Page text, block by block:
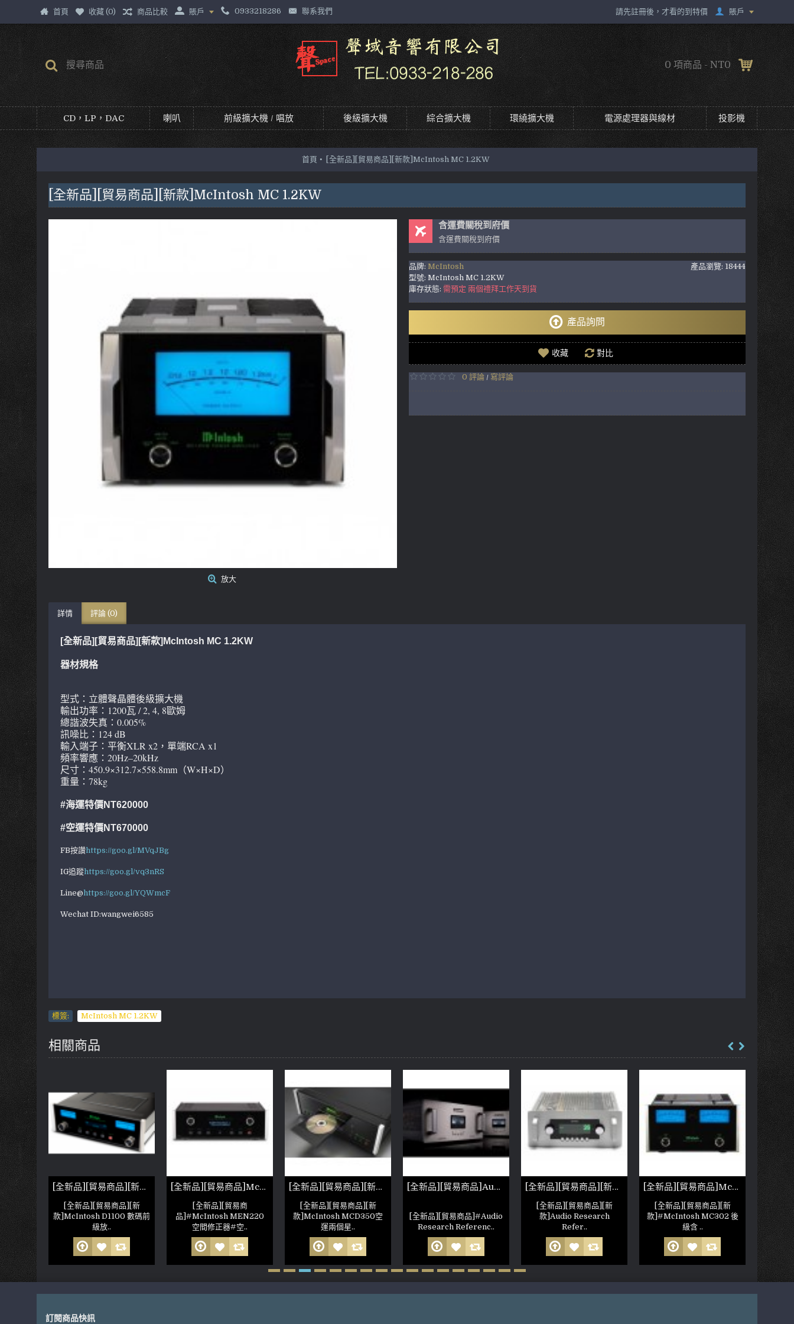
首頁 收藏 (0) 商品比較 賬戶 0933218286 聯系我們 請先註冊後，才看的到特價 賬戶
0 項商品 - NT0
CD，LP，DAC 喇叭 前級擴大機 / 唱放 後級擴大機 綜合擴大機 環繞擴大機 電源處理器與線材 投影機
首頁 [全新品][貿易商品][新款]McIntosh MC 1.2KW
[全新品][貿易商品][新款]McIntosh MC 1.2KW
放大
含運費關稅到府價
含運費關稅到府價
產品瀏覽: 18444
品牌: McIntosh
型號: McIntosh MC 1.2KW
庫存狀態: 需預定 兩個禮拜工作天到貨
產品詢問
收藏 對比
0 評論 / 寫評論
詳情 評論 (0)
[全新品][貿易商品][新款]McIntosh MC 1.2KW
器材規格
型式：立體聲晶體後級擴大機
輸出功率：1200瓦 / 2, 4, 8歐姆
總諧波失真：0.005%
訊噪比：124 dB
輸入端子：平衡XLR x2，單端RCA x1
頻率響應：20Hz–20kHz
尺寸：450.9×312.7×558.8mm（W×H×D）
重量：78kg
#海運特價NT620000
#空運特價NT670000
FB按讚https://goo.gl/MVqJBg
IG追蹤https://goo.gl/vq3nRS
Line@https://goo.gl/YQWmcF
Wechat ID:wangwei6585
標簽: McIntosh MC 1.2KW
相關商品
[全新品][貿易商品][新款]McIntosh MT10 黑膠轉盤
][新
黑膠轉
[全新品][貿易商品][新款]McIntosh D1100 數碼前級放大器
[全新品][貿易商品][新
款]McIntosh D1100 數碼前
級放..
[全新品][貿易商品]McIntosh MEN220 空間修正器
[全新品][貿易商
品]#McIntosh MEN220
空間修正器#空..
[全新品][貿易商品][新款]McIntosh MCD350
[全新品][貿易商品][新
款]McIntosh MCD350空
運兩個星..
[全新品][貿易商品]Audio Research Reference 250SE 後級
[全新品][貿易商品]#Audio
Research Referenc..
[全新品][貿易商品][新款]Audio Research Reference 6 前級
[全新品][貿易商品][新
款]Audio Research
Refer..
[全新品][貿易商品]McIntosh MC302
[全新品][貿易商品][新
款]#McIntosh MC302 後
級含 ..
[全新
款
訂閱商品快訊